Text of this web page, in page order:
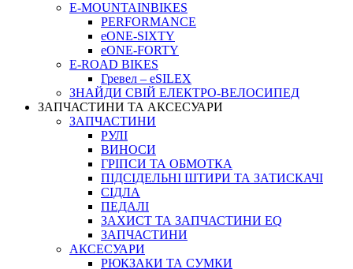
E-MOUNTAINBIKES
PERFORMANCE
eONE-SIXTY
eONE-FORTY
E-ROAD BIKES
Гревел – eSILEX
ЗНАЙДИ СВІЙ ЕЛЕКТРО-ВЕЛОСИПЕД
ЗАПЧАСТИНИ ТА АКСЕСУАРИ
ЗАПЧАСТИНИ
РУЛІ
ВИНОСИ
ГРІПСИ ТА ОБМОТКА
ПІДСІДЕЛЬНІ ШТИРИ ТА ЗАТИСКАЧІ
СІДЛА
ПЕДАЛІ
ЗАХИСТ ТА ЗАПЧАСТИНИ EQ
ЗАПЧАСТИНИ
АКСЕСУАРИ
РЮКЗАКИ ТА СУМКИ